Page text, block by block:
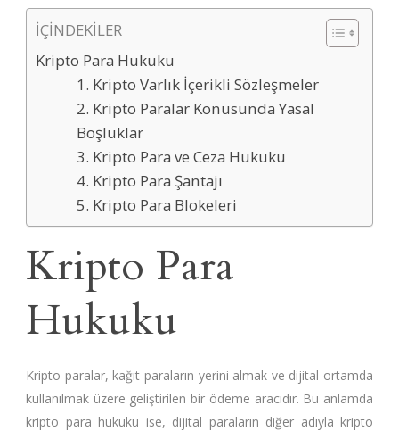
İÇİNDEKİLER
Kripto Para Hukuku
1. Kripto Varlık İçerikli Sözleşmeler
2. Kripto Paralar Konusunda Yasal
Boşluklar
3. Kripto Para ve Ceza Hukuku
4. Kripto Para Şantajı
5. Kripto Para Blokeleri
Kripto Para
Hukuku
Kripto paralar, kağıt paraların yerini almak ve dijital ortamda
kullanılmak üzere geliştirilen bir ödeme aracıdır. Bu anlamda
kripto para hukuku ise, dijital paraların diğer adıyla kripto